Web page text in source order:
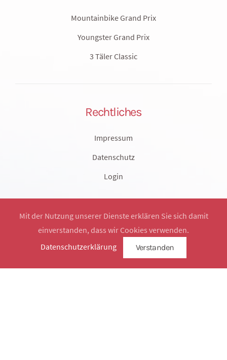
Mountainbike Grand Prix
Youngster Grand Prix
3 Täler Classic
Rechtliches
Impressum
Datenschutz
Login
Mit der Nutzung unserer Dienste erklären Sie sich damit
einverstanden, dass wir Cookies verwenden.
Datenschutzerklärung
Verstanden